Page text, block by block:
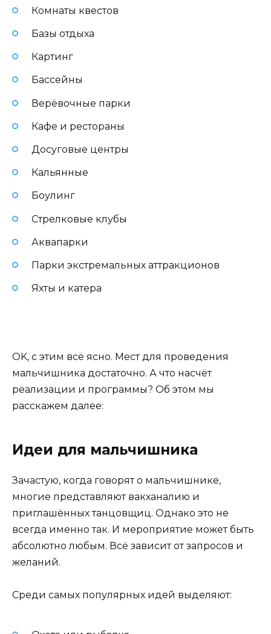
Комнаты квестов
Базы отдыха
Картинг
Бассейны
Верёвочные парки
Кафе и рестораны
Досуговые центры
Кальянные
Боулинг
Стрелковые клубы
Аквапарки
Парки экстремальных аттракционов
Яхты и катера
OK, с этим всё ясно. Мест для проведения
мальчишника достаточно. А что насчёт
реализации и программы? Об этом мы
расскажем далее:
Идеи для мальчишника
Зачастую, когда говорят о мальчишнике,
многие представляют вакханалию и
приглашённых танцовщиц. Однако это не
всегда именно так. И мероприятие может быть
абсолютно любым. Всё зависит от запросов и
желаний.
Среди самых популярных идей выделяют: